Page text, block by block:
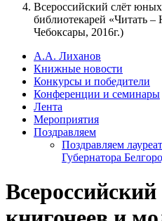
Всероссийский слёт
библиотекарей
Чебоксары, 2016г.)
А.А. Лиханов
Книжные новости
Конкурсы и победители
Конференции и семинары
Лента
Мероприятия
Поздравляем
Поздравляем
Губернатора